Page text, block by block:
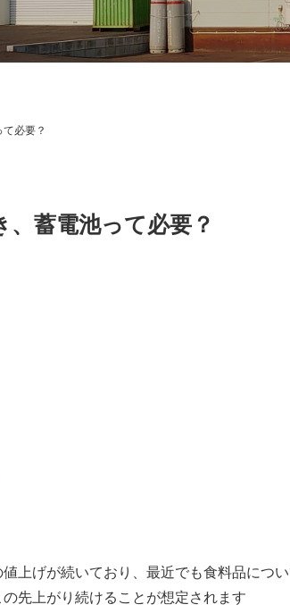
必要？
蓄電池って必要？
上げが続いており、最近でも食料品につ
先上がり続けることが想定されます